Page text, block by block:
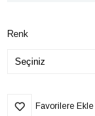
Renk
Favorilere Ekle